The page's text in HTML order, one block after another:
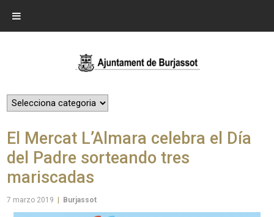
El Mercat L’Almara celebra el Día
del Padre sorteando tres
mariscadas
7 marzo 2019 Burjassot